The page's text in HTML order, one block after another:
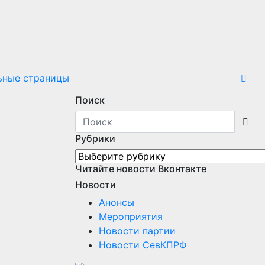
страницы
Поиск
Рубрики
Рубрики
Читайте новости Вконтакте
Новости
Анонсы
Мероприятия
Новости партии
Новости СевКПРФ